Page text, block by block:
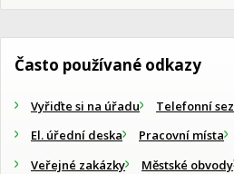
Často používané odkazy
Vyřiďte si na úřadu
Telefonní
El. úřední deska
Pracovní místa
Veřejné zakázky
Městské obvody